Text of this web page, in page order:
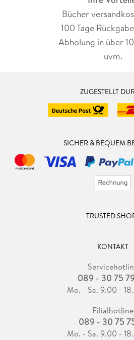
Bücher
100 Tage
Abholung in über
uvm.
ZUGESTELLT
SICHER & BEQUEM
TRUSTED
KONTAKT
089 - 30 75
Mo. - Sa. 9.00 -
Filialhotline
089 - 30 75
Mo. - Sa. 9.00 -